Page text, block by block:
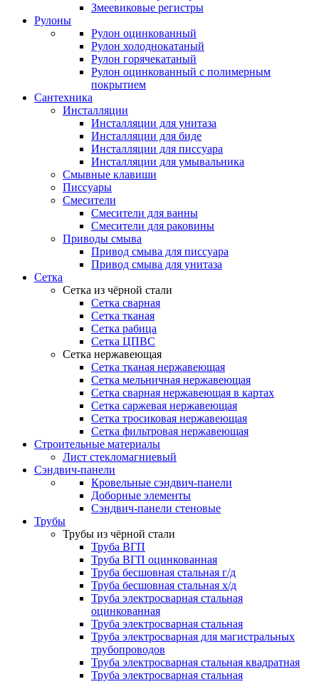
Змеевиковые регистры
Рулоны
Рулон оцинкованный
Рулон холоднокатаный
Рулон горячекатаный
Рулон оцинкованный с полимерным
покрытием
Сантехника
Инсталляции
Инсталляции для унитаза
Инсталляции для биде
Инсталляции для писсуара
Инсталляции для умывальника
Смывные клавиши
Писсуары
Смесители
Смесители для ванны
Смесители для раковины
Приводы смыва
Привод смыва для писсуара
Привод смыва для унитаза
Сетка
Сетка из чёрной стали
Сетка сварная
Сетка тканая
Сетка рабица
Сетка ЦПВС
Сетка нержавеющая
Сетка тканая нержавеющая
Сетка мельничная нержавеющая
Сетка сварная нержавеющая в картах
Сетка саржевая нержавеющая
Сетка тросиковая нержавеющая
Сетка фильтровая нержавеющая
Строительные материалы
Лист стекломагниевый
Сэндвич-панели
Кровельные сэндвич-панели
Доборные элементы
Сэндвич-панели стеновые
Трубы
Трубы из чёрной стали
Труба ВГП
Труба ВГП оцинкованная
Труба бесшовная стальная г/д
Труба бесшовная стальная х/д
Труба электросварная стальная
оцинкованная
Труба электросварная стальная
Труба электросварная для магистральных
трубопроводов
Труба электросварная стальная квадратная
Труба электросварная стальная